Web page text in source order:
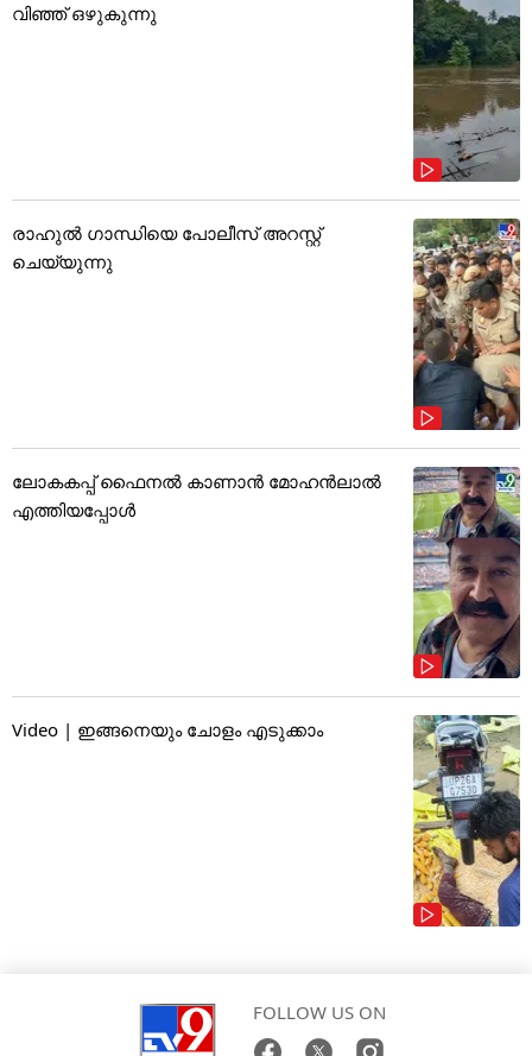
വിഞ്ഞ് ഒഴുകുന്നു
രാഹുൽ ഗാന്ധിയെ പോലീസ് അറസ്റ്റ്
ചെയ്യുന്നു
ലോകകപ്പ് ഫൈനൽ കാണാൻ മോഹൻലാൽ
എത്തിയപ്പോൾ
Video | ഇങ്ങനെയും ചോളം എടുക്കാം
FOLLOW US ON